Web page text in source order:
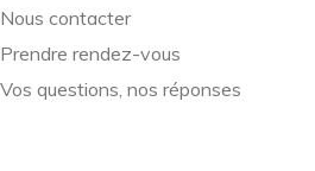
Nous contacter
Prendre rendez-vous
Vos questions, nos réponses